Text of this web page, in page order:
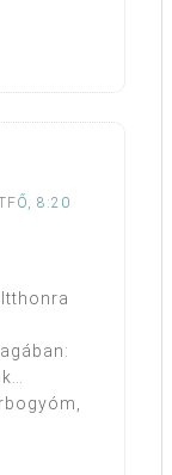
8:20